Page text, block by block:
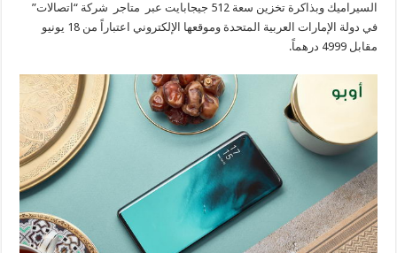
السيراميك وبذاكرة تخزين سعة 512 جيجابايت عبر متاجر شركة “اتصالات”
في دولة الإمارات العربية المتحدة وموقعها الإلكتروني اعتباراً من 18 يونيو
مقابل 4999 درهماً.